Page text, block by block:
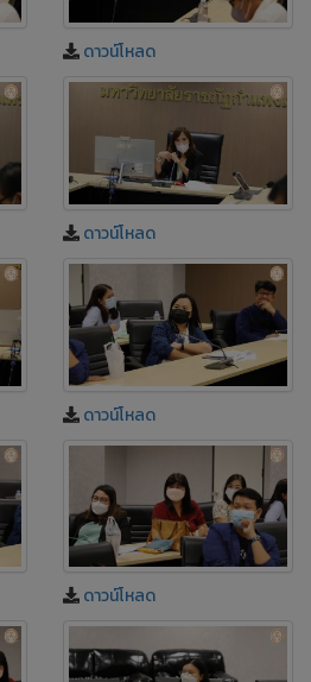
ดาวน์โหลด
ดาวน์โหลด
ดาวน์โหลด
ดาวน์โหลด